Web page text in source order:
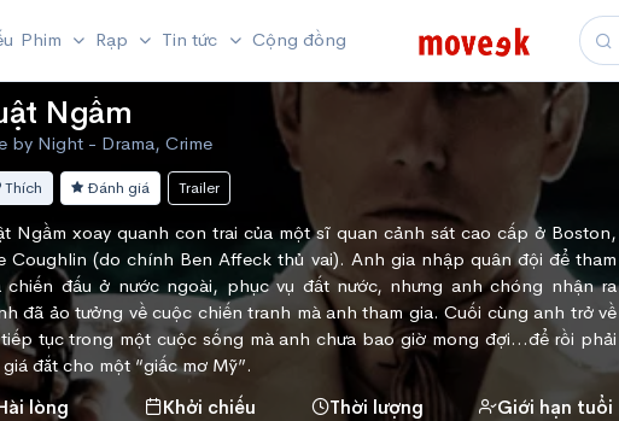
Phim Rạp Tin tức Cộng đồng
Ngầm
by Night - Drama, Crime
Thích Đánh giá Trailer
Ngầm xoay quanh con trai của một sĩ quan cảnh sát cao cấp ở Boston,
Coughlin (do chính Ben Affeck thủ vai). Anh gia nhập quân đội để tham
chiến đấu ở nước ngoài, phục vụ đất nước, nhưng anh chóng nhận ra
đã ảo tưởng về cuộc chiến tranh mà anh tham gia. Cuối cùng anh trở về
tục trong một cuộc sống mà anh chưa bao giờ mong đợi…để rồi phải
đắt cho một “giấc mơ Mỹ”.
lòng
Khởi chiếu
Thời lượng
Giới hạn tuổi